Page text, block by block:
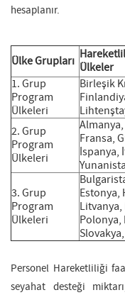
hesaplanır.
Ülke Grupları Ülkeler
1. Grup
Program
Ülkeleri
Birleşik
2. Grup
Program
Ülkeleri
Fransa,
İspanya,
3. Grup
Program
Ülkeleri
Estonya,
Polonya,
Personel Hareketliliği
seyahat desteği